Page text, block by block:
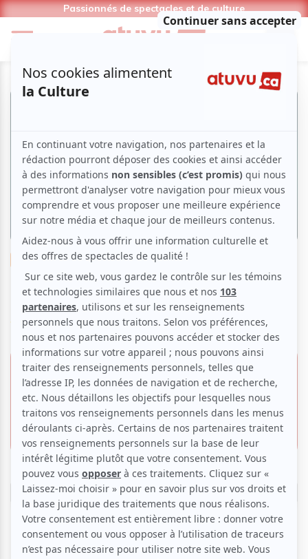
Passionnés de spectacles et de culture
Musique Opéra
Clown(s)
Voir les avis -->
3 février 2026 -
19h30
Place des Arts | Théâtre
Maisonneuve
175, rue Sainte-Catherine O.,
Montréal
Offre VIP
94.00 $
Invitation gratuite
Réserver
Tarification dynamique